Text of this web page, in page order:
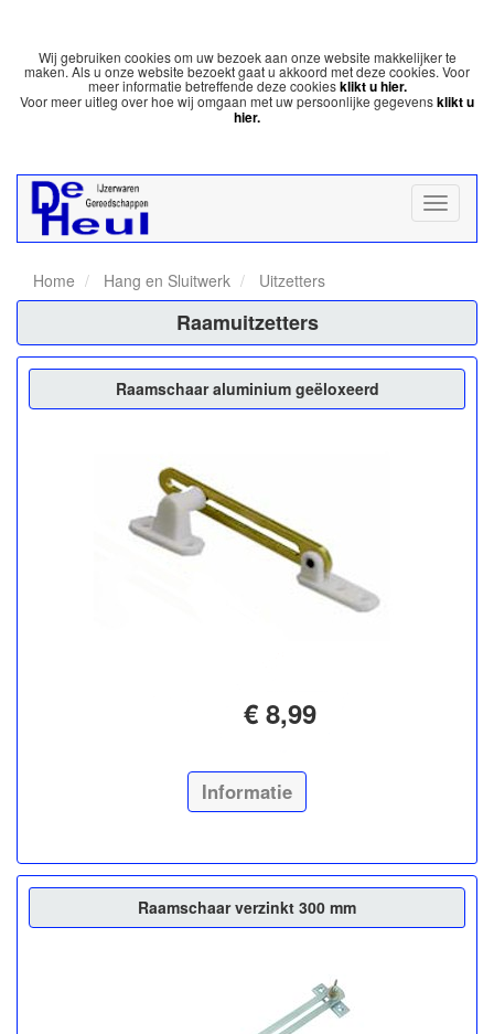
Wij gebruiken cookies om uw bezoek aan onze website makkelijker te
maken. Als u onze website bezoekt gaat u akkoord met deze cookies. Voor
meer informatie betreffende deze cookiesklikt u hier.
Voor meer uitleg over hoe wij omgaan met uw persoonlijke gegevensklikt u
hier.
Home Hang en Sluitwerk Uitzetters
Raamuitzetters
Raamschaar aluminium geëloxeerd
€ 8,99
Informatie
Raamschaar verzinkt 300 mm